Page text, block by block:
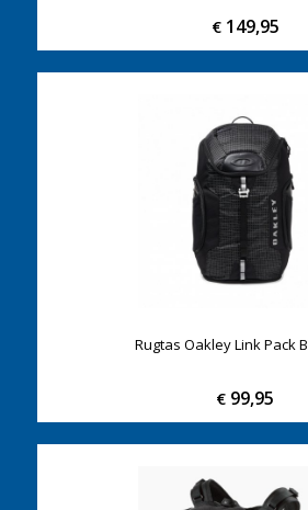
€149,95
Rugtas Oakley Link Pack
€ 99,95